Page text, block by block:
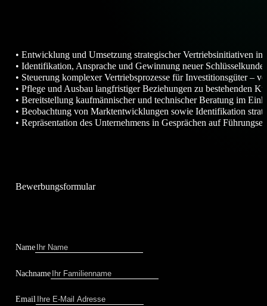
• Entwicklung und Umsetzung strategischer Vertriebsinitiativen
• Identifikation, Ansprache und Gewinnung neuer
• Steuerung komplexer Vertriebsprozesse für Investitionsgüter –
• Pflege und Ausbau langfristiger Beziehungen zu bestehenden
• Bereitstellung kaufmännischer und technischer Beratung im
• Beobachtung von Marktentwicklungen sowie Identifikation
• Repräsentation des Unternehmens in Gesprächen auf
Bewerbungsformular
Name
Nachname
Email